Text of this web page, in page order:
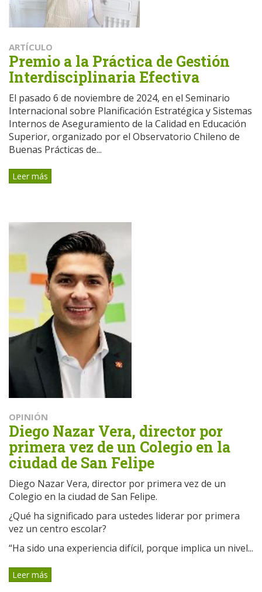
ARTÍCULO
Premio a la Práctica de Gestión
Interdisciplinaria Efectiva
El pasado 6 de noviembre de 2024, en el Seminario
Internacional sobre Planificación Estratégica y Sistemas
Internos de Aseguramiento de la Calidad en Educación
Superior, organizado por el Observatorio Chileno de
Buenas Prácticas de...
Leer más
OPINIÓN
Diego Nazar Vera, director por
primera vez de un Colegio en la
ciudad de San Felipe
Diego Nazar Vera, director por primera vez de un
Colegio en la ciudad de San Felipe.
¿Qué ha significado para ustedes liderar por primera
vez un centro escolar?
“Ha sido una experiencia difícil, porque implica un nivel...
Leer más